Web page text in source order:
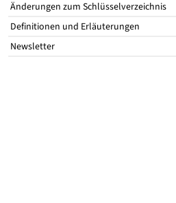
Änderungen zum Schlüsselverzeichnis
Definitionen und Erläuterungen
Newsletter